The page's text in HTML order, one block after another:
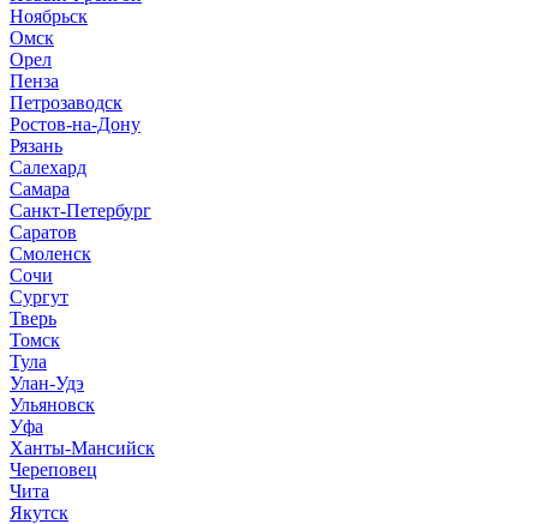
Ноябрьск
Омск
Орел
Пенза
Петрозаводск
Ростов-на-Дону
Рязань
Салехард
Самара
Санкт-Петербург
Саратов
Смоленск
Сочи
Сургут
Тверь
Томск
Тула
Улан-Удэ
Ульяновск
Уфа
Ханты-Мансийск
Череповец
Чита
Якутск